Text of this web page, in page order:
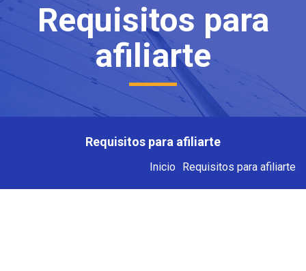
Requisitos para
afiliarte
Requisitos para afiliarte
Inicio Requisitos para afiliarte